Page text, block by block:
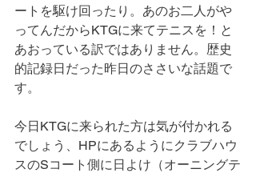
ートを駆け回ったり。あのお二人がや
ってんだからKTGに来てテニスを！と
あおっている訳ではありません。歴史
的記録日だった昨日のささいな話題で
す。
今日KTGに来られた方は気が付かれる
でしょう、HPにあるようにクラブハウ
スのSコート側に日よけ（オーニングテ